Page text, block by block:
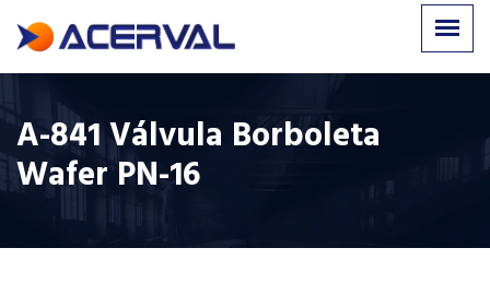
A-841 Válvula Borboleta
Wafer PN-16